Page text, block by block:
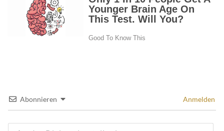
Abonnieren Anmelden